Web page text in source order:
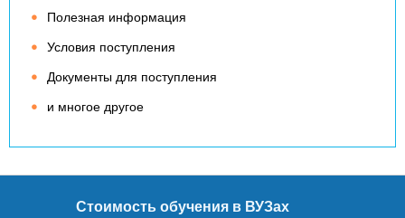
Полезная информация
Условия поступления
Документы для поступления
и многое другое
Стоимость обучения в ВУЗах